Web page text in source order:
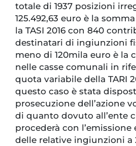
totale di 1937 posizioni
125.492,63 euro è la
la TASI 2016 con 840
destinatari di ingiunzioni
meno di 120mila euro è la
nelle casse comunali in
quota variabile della TARI
questo caso è stata
prosecuzione dell’azione
di quanto dovuto all’ente
procederà con
delle relative ingiunzioni